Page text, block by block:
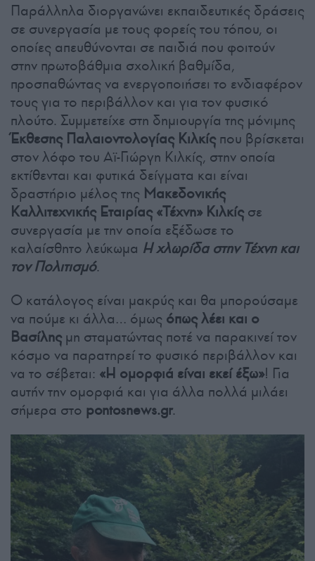
Παράλληλα διοργανώνει εκπαιδευτικές δράσεις
σε συνεργασία με τους φορείς του τόπου, οι
οποίες απευθύνονται σε παιδιά που φοιτούν
στην πρωτοβάθμια σχολική βαθμίδα,
προσπαθώντας να ενεργοποιήσει το ενδιαφέρον
τους για το περιβάλλον και για τον φυσικό
πλούτο. Συμμετείχε στη δημιουργία της μόνιμης
Έκθεσης Παλαιοντολογίας Κιλκίςπου βρίσκεται
στον λόφο του Αϊ-Γιώργη Κιλκίς, στην οποία
εκτίθενται και φυτικά δείγματα και είναι
δραστήριο μέλος της Μακεδονικής
Καλλιτεχνικής Εταιρίας «Τέχνη» Κιλκίςσε
συνεργασία με την οποία εξέδωσε το
καλαίσθητο λεύκωμα Η χλωρίδα στην Τέχνη και
τον Πολιτισμό.
Ο κατάλογος είναι μακρύς και θα μπορούσαμε
να πούμε κι άλλα… όμως όπως λέει και ο
Βασίληςμη σταματώντας ποτέ να παρακινεί τον
κόσμο να παρατηρεί το φυσικό περιβάλλον και
να το σέβεται: «Η ομορφιά είναι εκεί έξω»! Για
αυτήν την ομορφιά και για άλλα πολλά μιλάει
σήμερα στο pontosnews.gr.